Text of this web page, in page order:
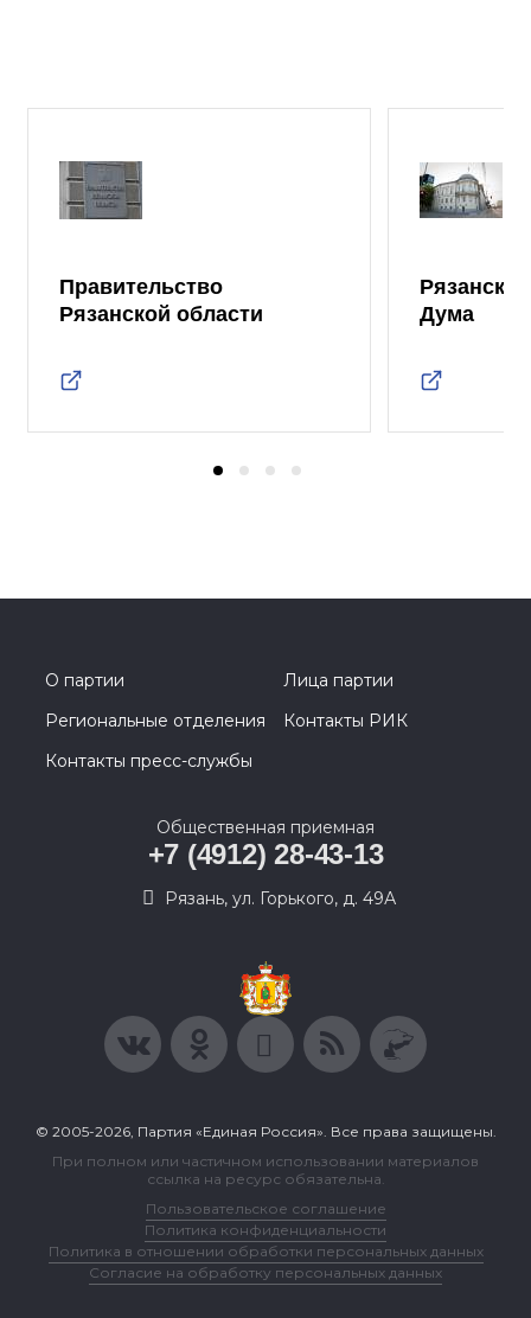
Правительство
Рязанской области
Дума
О партии
Лица партии
Региональные отделения
Контакты РИК
Контакты пресс-службы
Общественная приемная
+7 (4912) 28-43-13
Рязань, ул. Горького, д. 49А
© 2005-2026, Партия «Единая Россия». Все права защищены.
При полном или частичном использовании материалов
ссылка на ресурс обязательна.
Пользовательское соглашение
Политика конфиденциальности
Политика в отношении обработки персональных данных
Согласие на обработку персональных данных